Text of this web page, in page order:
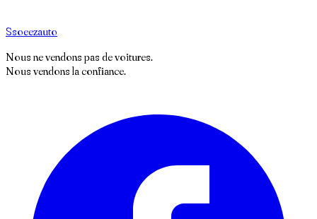
Ssoeezauto
Nous ne vendons pas de voitures.
Nous vendons la confiance.